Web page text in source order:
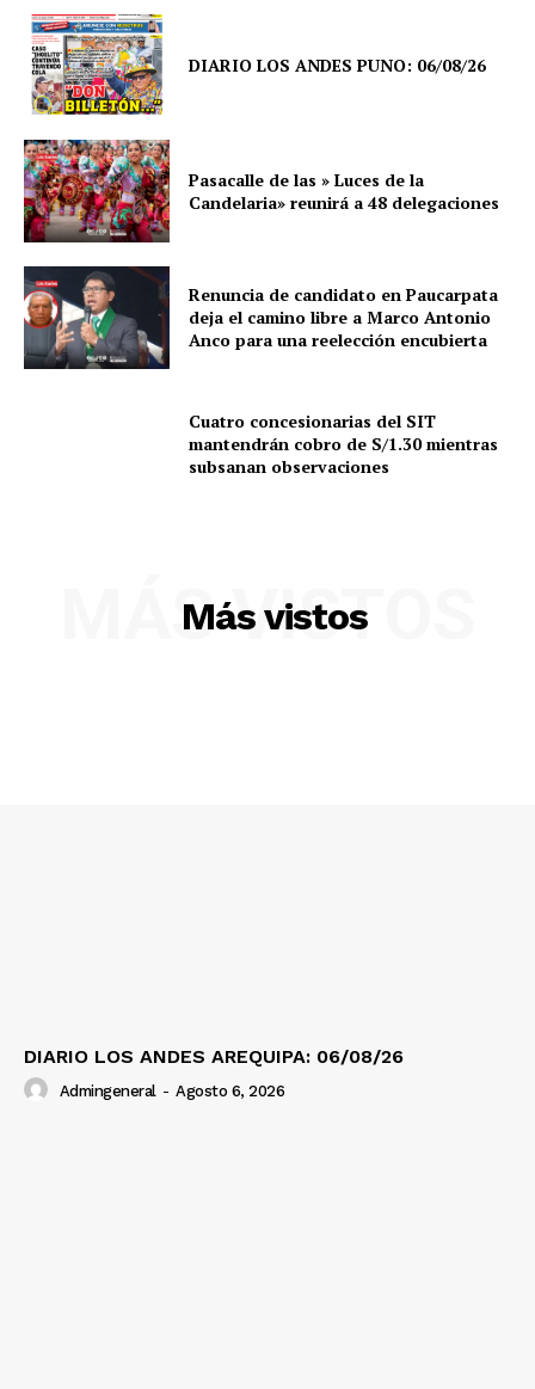
SUSCRIBETE
DIARIO LOS ANDES PUNO: 06/08/26
Pasacalle de las » Luces de la
Candelaria» reunirá a 48 delegaciones
Renuncia de candidato en Paucarpata
deja el camino libre a Marco Antonio
Anco para una reelección encubierta
Cuatro concesionarias del SIT
mantendrán cobro de S/1.30 mientras
subsanan observaciones
Más vistos
MÁS VISTOS
DIARIO LOS ANDES AREQUIPA: 06/08/26
Admingeneral - Agosto 6, 2026